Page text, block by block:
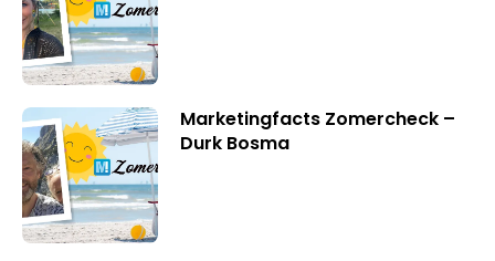
Marketingfacts Zomercheck –
Durk Bosma